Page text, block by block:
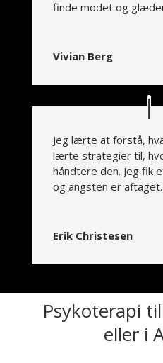
finde modet og
Vivian Berg
Jeg lærte at forstå,
lærte strategier til,
håndtere den. Jeg fik
og angsten er aftaget.
Erik Christesen
Psykoterapi
eller i